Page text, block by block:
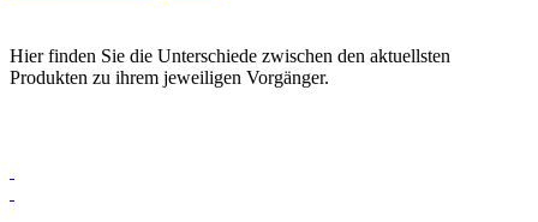
Hier finden Sie die Unterschiede zwischen den aktuellsten
Produkten zu ihrem jeweiligen Vorgänger.